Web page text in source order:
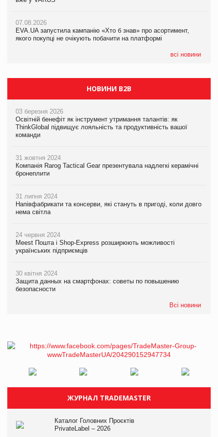
07.08.2026
EVA.UA запустила кампанію «Хто б знав» про асортимент,
якого покупці не очікують побачити на платформі
всі новини
05.08.2026
Мережа супермаркетів VARUS купує мережу магазинів
НОВИНИ B2B
03 березня 2026
Освітній бенефіт як інструмент утримання талантів: як
ThinkGlobal підвищує лояльність та продуктивність вашої
команди
31 жовтня 2024
Компанія Rarog Tactical Gear презентувала надлегкі керамічні
бронеплити
31 липня 2024
Напівфабрикати та консерви, які стануть в пригоді, коли довго
нема світла
24 червня 2024
Meest Пошта і Shop-Express розширюють можливості
українських підприємців
30 квітня 2024
Защита данных на смартфонах: советы по повышению
безопасности
Всі новини
ЖУРНАЛ TRADEMASTER
Каталог Головних Проєктів
PrivateLabel – 2026